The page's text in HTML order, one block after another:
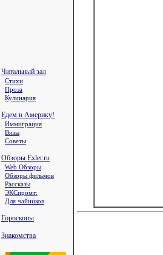
Читальный зал
Стихи
Проза
Кулинария
Едем в Америку!
Иммиграция
Визы
Советы
Обзоры Exler.ru
Web Обзоры
Обзоры фильмов
Рассказы
ЭКСпромт:
Для чайников
Гороскопы
Знакомства